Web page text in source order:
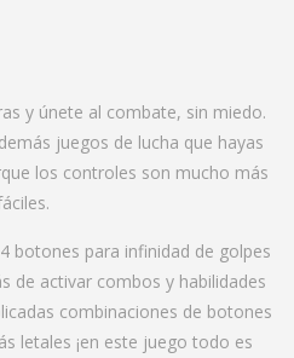
y únete al combate, sin miedo.
juegos de lucha que hayas
los controles son mucho más
botones para infinidad de golpes
de activar combos y habilidades
combinaciones de botones
letales ¡en este juego todo es